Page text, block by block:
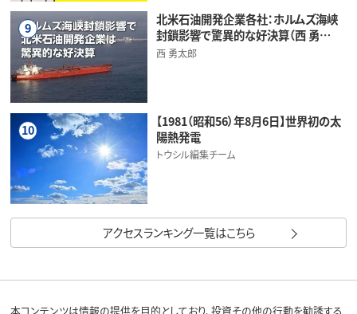
9
北米石油開発企業各社：ホルムズ海峡
封鎖影響で驚異的な好決算（西 勇…
西 勇太郎
10
【1981（昭和56）年8月6日】世界初の太
陽熱発電
トウシル編集チーム
アクセスランキング一覧はこちら
本コンテンツは情報の提供を目的としており、投資その他の行動を勧誘する